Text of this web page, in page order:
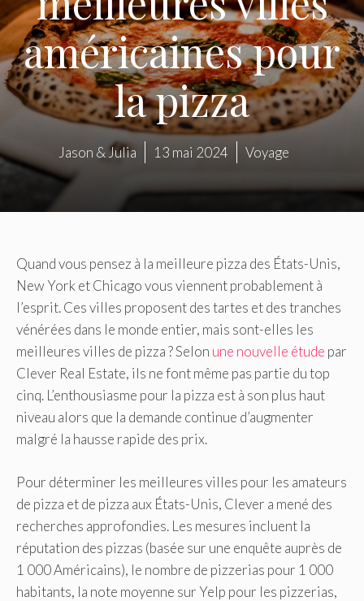
américaines pour
la pizza
Jason & Julia 13 mai 2024 Voyage
Quand vous pensez à la meilleure pizza des États-Unis,
New York et Chicago vous viennent probablement à
l’esprit. Ces villes proposent des tartes et des tranches
vénérées dans le monde entier, mais sont-elles les
meilleures villes de pizza ? Selon une nouvelle étude par
Clever Real Estate, ils ne font même pas partie du top
cinq. L’enthousiasme pour la pizza est à son plus haut
niveau alors que la demande continue d’augmenter
malgré la hausse rapide des prix.
Pour déterminer les meilleures villes pour les amateurs
de pizza et de pizza aux États-Unis, Clever a mené des
recherches approfondies. Les mesures incluent la
réputation des pizzas (basée sur une enquête auprès de
1 000 Américains), le nombre de pizzerias pour 1 000
habitants, la note moyenne sur Yelp pour les pizzerias,